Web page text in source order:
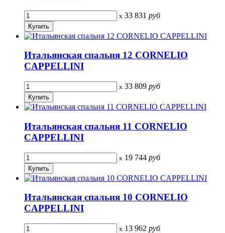
x 33 831 руб
Итальянская спальня 12 CORNELIO
CAPPELLINI
x 33 809 руб
Итальянская спальня 11 CORNELIO
CAPPELLINI
x 19 744 руб
Итальянская спальня 10 CORNELIO
CAPPELLINI
x 13 962 руб